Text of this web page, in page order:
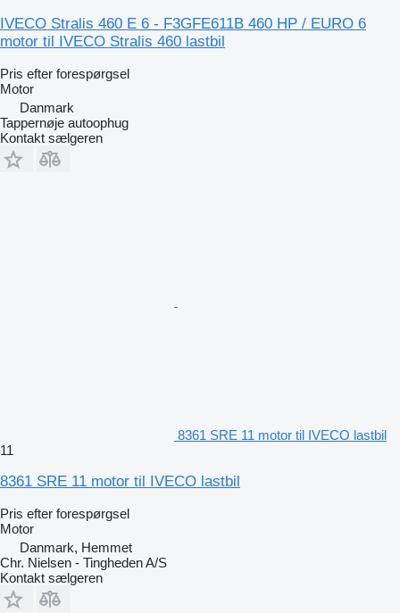
IVECO Stralis 460 E 6 - F3GFE611B 460 HP / EURO 6
motor til IVECO Stralis 460 lastbil
Pris efter forespørgsel
Motor
Danmark
Tappernøje autoophug
Kontakt sælgeren
8361 SRE 11 motor til IVECO lastbil
11
8361 SRE 11 motor til IVECO lastbil
Pris efter forespørgsel
Motor
Danmark, Hemmet
Chr. Nielsen - Tingheden A/S
Kontakt sælgeren